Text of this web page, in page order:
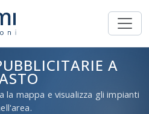
A
la mappa e visualizza gli impianti